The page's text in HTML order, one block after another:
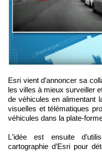
Esri vient d’annoncer sa collaboration avec Mobileye pour aider
les villes à mieux surveiller
de véhicules en alimentant
visuelles et télématiques
véhicules dans la plate-
L’idée est ensuite
cartographie d’Esri pour